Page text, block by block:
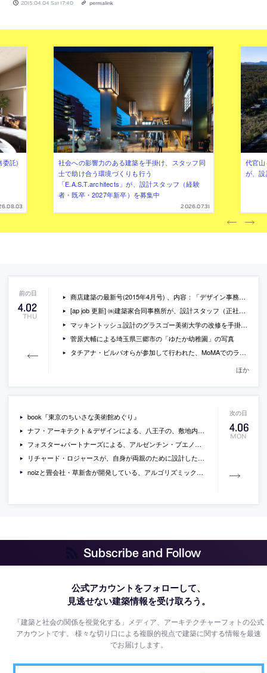
2015.04.04 Sat 17:40 permalink
委託)
社会への影響力のある建築を手掛け、スタッフ同
士で助け合う環境づくりも行う
「E.A.S.T.architects」が、設計スタッフ（経験
者・既卒・2027年新卒）を募集中
2026.07.31
代官
が、
4.02
THU
商店建築の最新号(2015年4月号) 、内容：「デザイン事務所を運営するための10のアイデア」等
[ap job 更新] ㈱建築家合同事務所が、設計スタッフ（正社員）を募集中
マッキントッシュ設計のグラスゴー美術大学の改修を手掛ける、設計事務所が決定
菅原大輔による埼玉県三郷市の「ゆたか幼稚園」の写真
タチアナ・ビルバオらが参加して行われた、MoMAでのラテンアメリカの建築についてのシンポ「Learning from/in Latin America」の動画
ほか
4.06
MON
book『東京のちいさな美術館めぐり』
ナフ・アーキテクト＆デザインによる、八王子の、敷地内の二件の住宅がアーチ状の通路を作っている「Arch Wall House」の写真など
フォスター+パートナーズによる、アルゼンチン・ブエノスアイレスの市庁舎の写真など
リチャード・ロジャースが、自身が両親のために設計した住宅を、ハーバード大学デザイン大学院に寄付
noizと畳会社・草新舎が開発している、アルゴリズミック・デザインによる「ヴォロノイ畳」の紹介記事
Subscribe and Follow
公式アカウントをフォローして、
見逃せない建築情報を受け取ろう。
「建築と社会の関係を視覚化する」メディア、アーキテクチャーフォトの公式
アカウントです。様々な切り口による複眼的視点で建築に関する情報を最速
でお届けします。